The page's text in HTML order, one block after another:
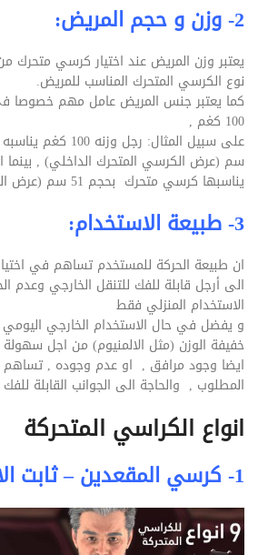
2- وزن و حجم المريض:
يعتبر وزن المريض عند اختيار كرسي متحرك
نوع الكرسي المتحرك المناسب للمريض.
كما يعتبر جنس المريض عامل مهم خصوصا
100 كغم ,
يناسبها كرسي متحرك بحجم 51 سم (عرض الكرسي المتحرك الداخلي)
3- طبيعة الاستخدام:
ان طبيعة الحركة للمستخدم تساهم في
الى أرجل قابلة للفك للتنقل الخارجي وعدم
الاستخدام المنزلي فقط
و يفضل في حال الاستخدام الخارجي اليومي
خفيفة الوزن (مثل الالمنيوم) من اجل
ايضا وجود مرافق , او عدم وجوده ,
المطلوب , والحاجة الى الجوانب القابلة للفك
انواع الكراسي المتحركة
1- كرسي المقعدين – ثابت الايدي و الارجل :